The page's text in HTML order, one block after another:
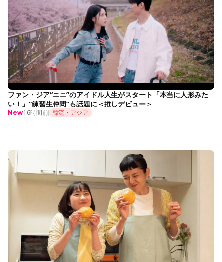
ファン・ジア“エニ”のアイドル人生がスタート「本当に人形みた
い！」“練習生仲間”も話題に＜推しデビュー＞
New16時間前 韓流・アジア